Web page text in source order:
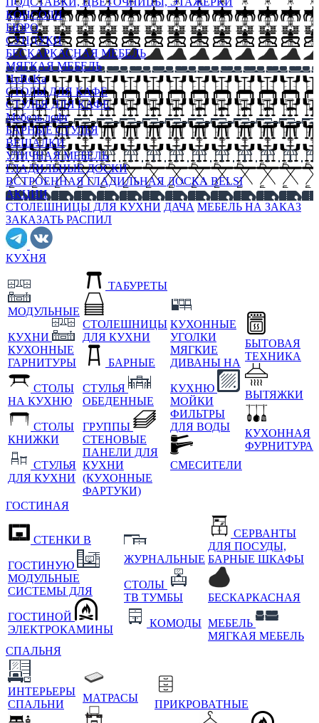
КОНСОЛИ
БЮРО
СУНДУКИ
БЕСКАРКАСНАЯ МЕБЕЛЬ
МЯГКАЯ МЕБЕЛЬ
HoReKa
СТОЛЫ ДЛЯ КАФЕ
СТУЛЬЯ ДЛЯ КАФЕ
Мебель лофт
БАРНЫЕ СТУЛЬЯ
ВЕШАЛКИ
УЛИЧНАЯ МЕБЕЛЬ
ГЛАДИЛЬНЫЕ ДОСКИ
ВСТРОЕННАЯ ГЛАДИЛЬНАЯ ДОСКА BELSI
АКЦИИ
СТОЛЕШНИЦЫ ДЛЯ КУХНИ ДАЧА МЕБЕЛЬ НА ЗАКАЗ
ЗАКАЗАТЬ РАСПИЛ
КУХНЯ
МОДУЛЬНЫЕ
КУХНИ
КУХОННЫЕ
ГАРНИТУРЫ
СТОЛЫ
НА КУХНЮ
СТОЛЫ
КНИЖКИ
СТУЛЬЯ
ДЛЯ КУХНИ
ТАБУРЕТЫ
СТОЛЕШНИЦЫ
ДЛЯ КУХНИ
БАРНЫЕ
СТУЛЬЯ
ОБЕДЕННЫЕ
ГРУППЫ
СТЕНОВЫЕ
ПАНЕЛИ ДЛЯ
КУХНИ
(КУХОННЫЕ
ФАРТУКИ)
КУХОННЫЕ
УГОЛКИ
МЯГКИЕ
ДИВАНЫ НА
КУХНЮ
МОЙКИ
ФИЛЬТРЫ
ДЛЯ ВОДЫ
СМЕСИТЕЛИ
БЫТОВАЯ
ТЕХНИКА
ВЫТЯЖКИ
КУХОННАЯ
ФУРНИТУРА
ГОСТИНАЯ
СТЕНКИ В
ГОСТИНУЮ
МОДУЛЬНЫЕ
СИСТЕМЫ ДЛЯ
ГОСТИНОЙ
ЭЛЕКТРОКАМИНЫ
ЖУРНАЛЬНЫЕ
СТОЛЫ
ТВ ТУМБЫ
КОМОДЫ
СЕРВАНТЫ
ДЛЯ ПОСУДЫ,
БАРНЫЕ ШКАФЫ
БЕСКАРКАСНАЯ
МЕБЕЛЬ
МЯГКАЯ МЕБЕЛЬ
СПАЛЬНЯ
ИНТЕРЬЕРЫ
СПАЛЬНИ
МАТРАСЫ
ПРИКРОВАТНЫЕ